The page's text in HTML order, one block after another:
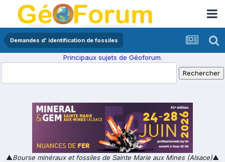
Demandes d' identification de fossiles
Principaux sujets de Géoforum.
▲Bourse minéraux et fossiles de Sainte Marie aux Mines (Alsace)▲